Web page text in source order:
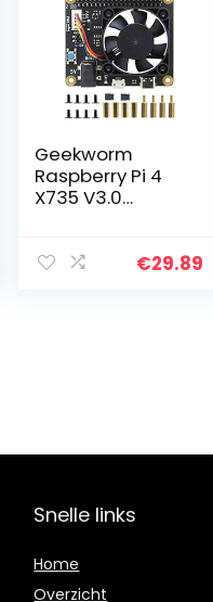
Geekworm
Raspberry Pi 4
X735 V3.0
Cooling Fan &
€29.89
Snelle links
Home
Overzicht